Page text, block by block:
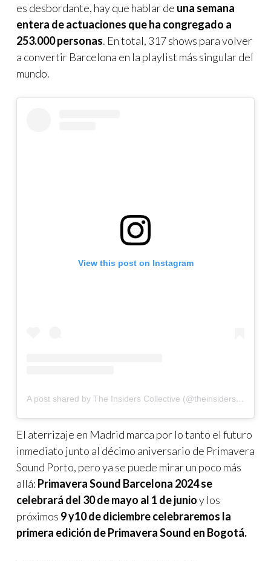
es desbordante, hay que hablar de una semana
entera de actuaciones que ha congregado a
253.000 personas. En total, 317 shows para volver
a convertir Barcelona en la playlist más singular del
mundo.
View this post on Instagram
A post shared by The Insiders Collective (@theinsidersco)
El aterrizaje en Madrid marca por lo tanto el futuro
inmediato junto al décimo aniversario de Primavera
Sound Porto, pero ya se puede mirar un poco más
allá: Primavera Sound Barcelona 2024 se
celebrará del 30 de mayo al 1 de junioy los
próximos 9 y10 de diciembre celebraremos la
primera edición de Primavera Sound en Bogotá.